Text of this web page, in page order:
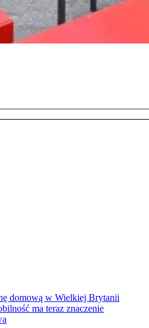
domową w Wielkiej Brytanii
ma teraz znaczenie